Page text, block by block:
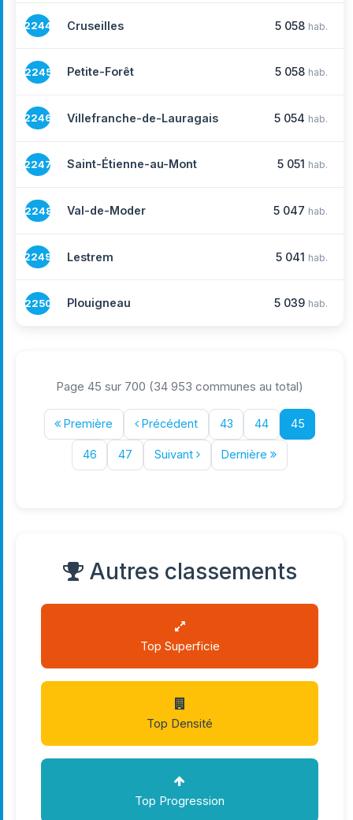
2244 Cruseilles 5 058 hab.
2245 Petite-Forêt 5 058 hab.
2246 Villefranche-de-Lauragais 5 054 hab.
2247 Saint-Étienne-au-Mont 5 051 hab.
2248 Val-de-Moder 5 047 hab.
2249 Lestrem 5 041 hab.
2250 Plouigneau 5 039 hab.
Page 45 sur 700 (34 953 communes au total)
Première Précédent 43 44 45
46 47 Suivant Dernière
Autres classements
Top Superficie
Top Densité
Top Progression